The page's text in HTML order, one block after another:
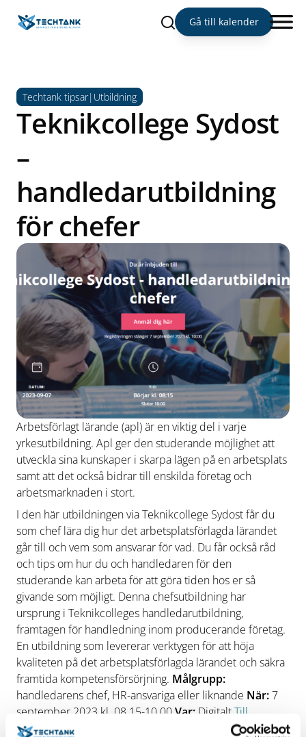
Sök Gå till kalender
Techtank tipsar|Utbildning
Teknikcollege Sydost
–
handledarutbildning
för chefer
Arbetsförlagt lärande (apl) är en viktig del i varje
yrkesutbildning. Apl ger den studerande möjlighet att
utveckla sina kunskaper i skarpa lägen på en arbetsplats
samt att det också bidrar till enskilda företag och
arbetsmarknaden i stort.
I den här utbildningen via Teknikcollege Sydost får du
som chef lära dig hur det arbetsplatsförlagda lärandet
går till och vem som ansvarar för vad. Du får också råd
och tips om hur du och handledaren för den
studerande kan arbeta för att göra tiden hos er så
givande som möjligt. Denna chefsutbildning har
ursprung i Teknikcolleges handledarutbildning,
framtagen för handledning inom producerande företag.
En utbildning som levererar verktygen för att höja
kvaliteten på det arbetsplatsförlagda lärandet och säkra
framtida kompetensförsörjning. Målgrupp:
handledarens chef, HR-ansvariga eller liknande När:7
september 2023 kl. 08.15-10.00Var: DigitaltTill
anmälan